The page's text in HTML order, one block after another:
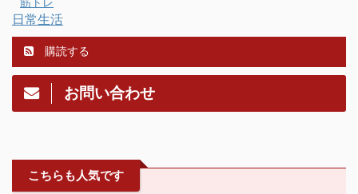
日常生活
購読する
お問い合わせ
こちらも人気です